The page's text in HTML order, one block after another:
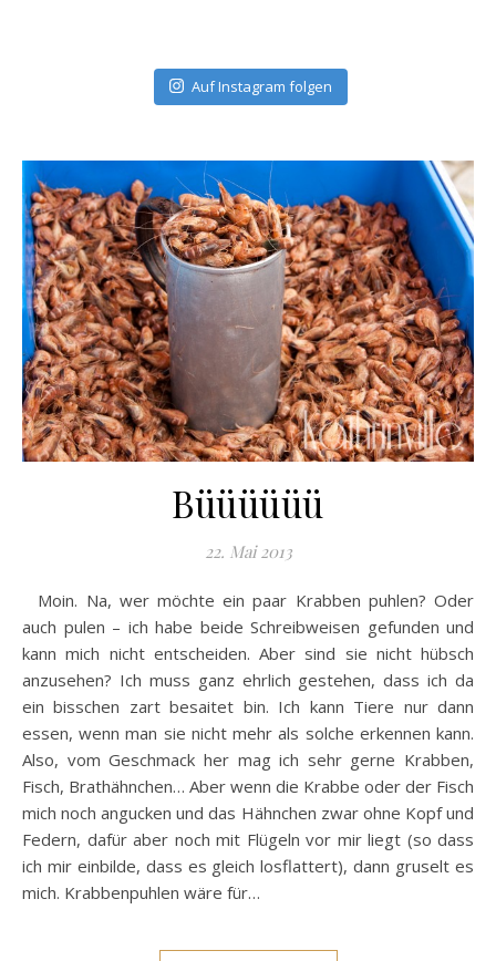
Auf Instagram folgen
Büüüüüü
22. Mai 2013
Moin. Na, wer möchte ein paar Krabben puhlen? Oder
auch pulen – ich habe beide Schreibweisen gefunden und
kann mich nicht entscheiden. Aber sind sie nicht hübsch
anzusehen? Ich muss ganz ehrlich gestehen, dass ich da
ein bisschen zart besaitet bin. Ich kann Tiere nur dann
essen, wenn man sie nicht mehr als solche erkennen kann.
Also, vom Geschmack her mag ich sehr gerne Krabben,
Fisch, Brathähnchen… Aber wenn die Krabbe oder der Fisch
mich noch angucken und das Hähnchen zwar ohne Kopf und
Federn, dafür aber noch mit Flügeln vor mir liegt (so dass
ich mir einbilde, dass es gleich losflattert), dann gruselt es
mich. Krabbenpuhlen wäre für…